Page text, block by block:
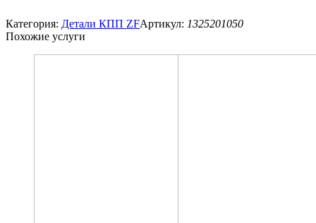
Категория: Детали КПП ZFАртикул: 1325201050
Похожие услуги